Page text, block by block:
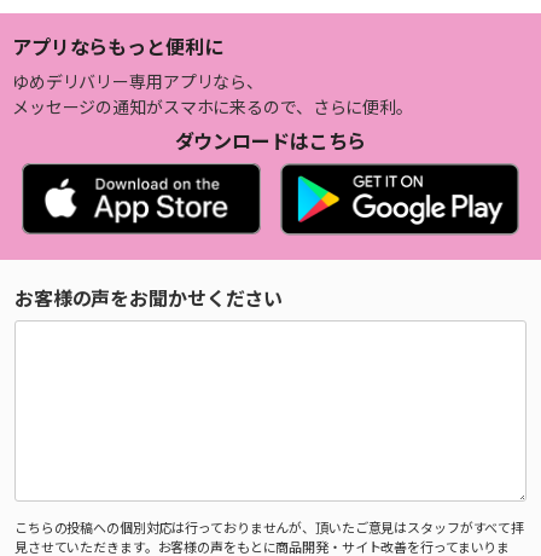
アプリならもっと便利に
ゆめデリバリー専用アプリなら、
メッセージの通知がスマホに来るので、さらに便利。
ダウンロードはこちら
お客様の声をお聞かせください
こちらの投稿への個別対応は行っておりませんが、頂いたご意見はスタッフがすべて拝
見させていただきます。お客様の声をもとに商品開発・サイト改善を行ってまいりま